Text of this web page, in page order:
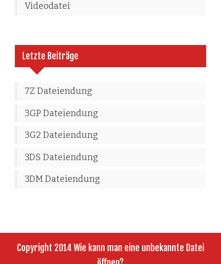
Videodatei
Letzte Beiträge
7Z Dateiendung
3GP Dateiendung
3G2 Dateiendung
3DS Dateiendung
3DM Dateiendung
Copyright 2014 Wie kann man eine unbekannte Datei